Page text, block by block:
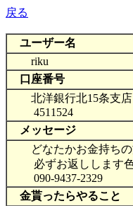
戻る
ユーザー名
riku
口座番号
北洋銀行北15条支店
4511524
メッセージ
どなたかお金持ちの
必ずお返しします色
090-9437-2329
金貰ったらやること